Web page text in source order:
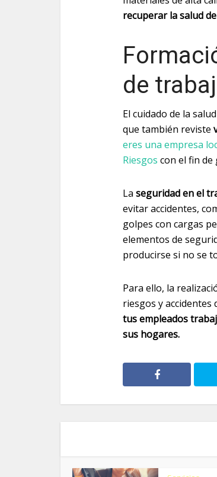
recuperar la salud
de
El cuidado de la
que también reviste
eres una empresa
Riesgos con el fin
La seguridad en el
evitar accidentes,
golpes con cargas
elementos de
producirse si no se
Para ello, la
riesgos y accidentes
tus empleados
sus hogares.